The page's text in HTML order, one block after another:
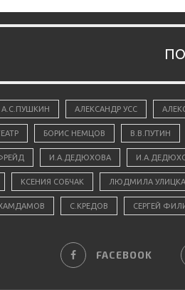
А.С.ПУШКИН АЛЕКСАНДР УСС
БОРИС НЕМЦОВ В.В.ПУТИН
И.А.ДЕДЮХОВА
КСЕНИЯ СОБЧАК ЛЮДМИЛА
С.КРЕДОВ СЕРГЕЙ
FACEBOOK